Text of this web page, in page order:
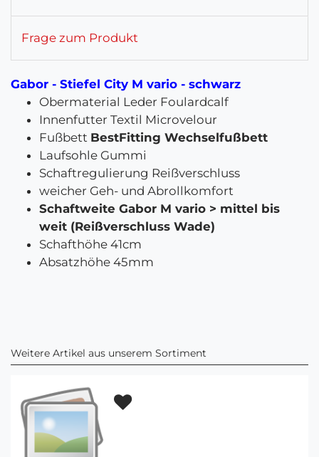
Frage zum Produkt
Gabor - Stiefel City M vario - schwarz
Obermaterial Leder Foulardcalf
Innenfutter Textil Microvelour
Fußbett BestFitting Wechselfußbett
Laufsohle Gummi
Schaftregulierung Reißverschluss
weicher Geh- und Abrollkomfort
Schaftweite Gabor M vario > mittel bis
weit (Reißverschluss Wade)
Schafthöhe 41cm
Absatzhöhe 45mm
Weitere Artikel aus unserem Sortiment